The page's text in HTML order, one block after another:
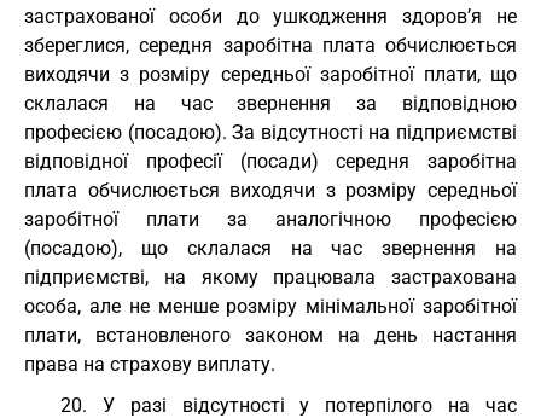
застрахованої особи до ушкодження здоров’я не
збереглися, середня заробітна плата обчислюється
виходячи з розміру середньої заробітної плати, що
склалася на час звернення за відповідною
професією (посадою). За відсутності на підприємстві
відповідної професії (посади) середня заробітна
плата обчислюється виходячи з розміру середньої
заробітної плати за аналогічною професією
(посадою), що склалася на час звернення на
підприємстві, на якому працювала застрахована
особа, але не менше розміру мінімальної заробітної
плати, встановленого законом на день настання
права на страхову виплату.
20. У разі відсутності у потерпілого на час